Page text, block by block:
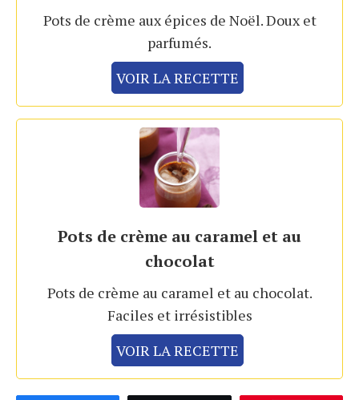
Pots de crème aux épices de Noël. Doux et
parfumés.
VOIR LA RECETTE
Pots de crème au caramel et au
chocolat
Pots de crème au caramel et au chocolat.
Faciles et irrésistibles
VOIR LA RECETTE